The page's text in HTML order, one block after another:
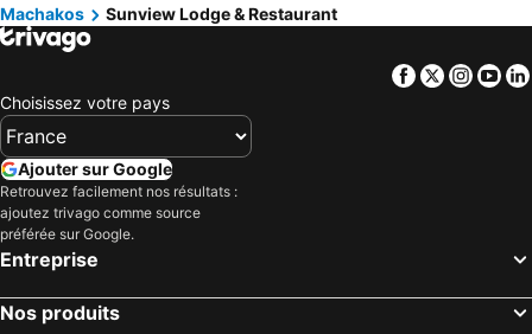
Machakos
Sunview Lodge & Restaurant
Facebook
Twitter
Choisissez votre pays
Ajouter sur Google
Retrouvez facilement nos résultats :
ajoutez trivago comme source
préférée sur Google.
Entreprise
Nos produits